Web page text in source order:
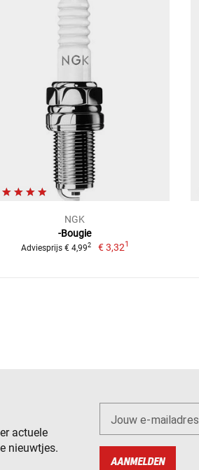
NGK
-Bougie
Adviesprijs € 4,992 € 3,321
actuele
nieuwtjes.
Jouw e-mailadres
AANMELDEN